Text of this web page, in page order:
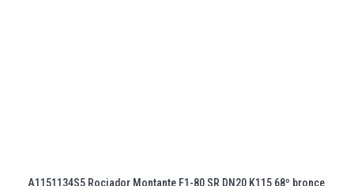
A1151134S5 Rociador Montante F1-80 SR DN20 K115 68º bronce